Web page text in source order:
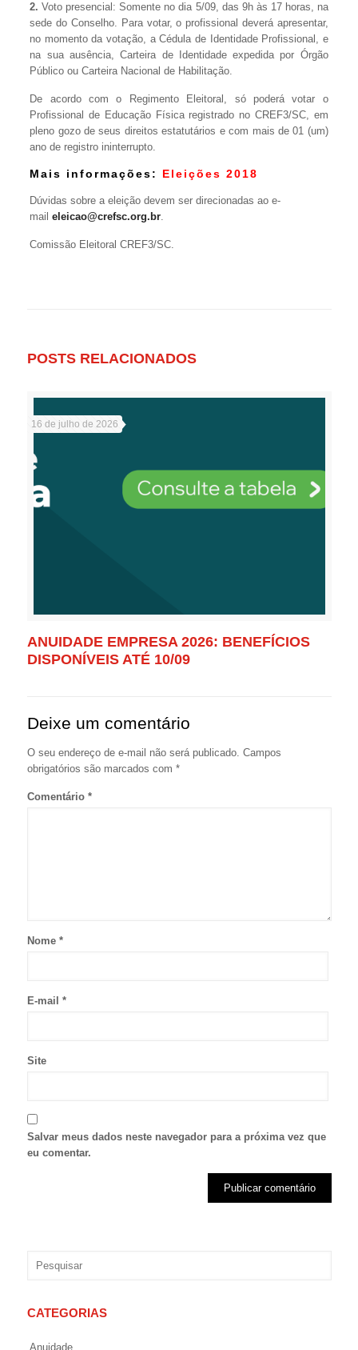
2. Voto presencial: Somente no dia 5/09, das 9h às 17 horas, na
sede do Conselho. Para votar, o profissional deverá apresentar,
no momento da votação, a Cédula de Identidade Profissional, e
na sua ausência, Carteira de Identidade expedida por Órgão
Público ou Carteira Nacional de Habilitação.
De acordo com o Regimento Eleitoral, só poderá votar o
Profissional de Educação Física registrado no CREF3/SC, em
pleno gozo de seus direitos estatutários e com mais de 01 (um)
ano de registro ininterrupto.
Mais informações: Eleições 2018
Dúvidas sobre a eleição devem ser direcionadas ao e-
maileleicao@crefsc.org.br.
Comissão Eleitoral CREF3/SC.
POSTS RELACIONADOS
16 de julho de 2026
ANUIDADE EMPRESA 2026: BENEFÍCIOS
DISPONÍVEIS ATÉ 10/09
Deixe um comentário
O seu endereço de e-mail não será publicado. Campos
obrigatórios são marcados com *
Comentário *
Nome *
E-mail *
Site
Salvar meus dados neste navegador para a próxima vez que
eu comentar.
CATEGORIAS
Anuidade